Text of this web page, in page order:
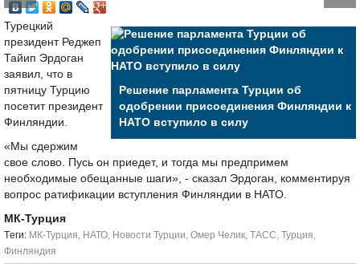
Решение парламента Турции об
одобрении присоединения Финляндии к
НАТО вступило в силу
Турецкий
президент Реджеп
Тайип Эрдоган
заявил, что в
пятницу Турцию
посетит президент
Финляндии.
«Мы сдержим
свое слово. Пусь он приедет, и тогда мы предпримем
необходимые обещанные шаги», - сказал Эрдоган, комментируя
вопрос ратификации вступления Финляндии в НАТО.
МК-Турция
Tеги: МК-Турция, НАТО, Новости Турции, Омер Челик, ТАСС, Турция,
Финляндия